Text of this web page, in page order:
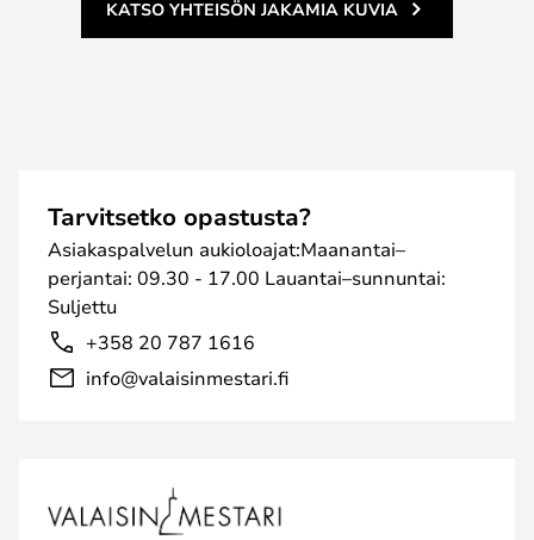
KATSO YHTEISÖN JAKAMIA KUVIA
Tarvitsetko opastusta?
Asiakaspalvelun aukioloajat:Maanantai–
perjantai: 09.30 - 17.00 Lauantai–sunnuntai:
Suljettu
+358 20 787 1616
info@valaisinmestari.fi